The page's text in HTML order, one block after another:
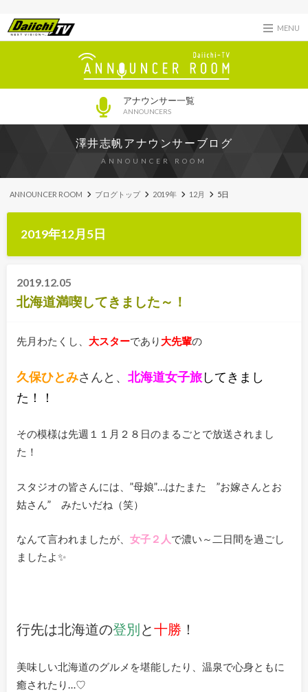
MENU
アナウンサー一覧
ANNOUNCERS
澤井志帆アナウンサーブログ
ANNOUNCER ROOM
ANNOUNCER ROOM ブログトップ 2019年 12月 5日
2019年12月5日
2019.12.05
北海道満喫してきました～！
先月わたくし、 大スターであり 大先輩の
久保ひとみさんと、 北海道女子旅してきまし
た！！
その模様は先週１１月２８日のまるごとで放送されまし
た！
スタジオの皆さんには、”母娘”…はたまた ”お嫁さんとお
姑さん” みたいだね（笑）
なんて言われましたが、 女子２人で濃い～二日間を過ごし
ましたよ✨
行先は北海道の登別と十勝 ！
美味しい北海道のグルメを堪能したり、温泉で心身ともに
癒されたり…♡